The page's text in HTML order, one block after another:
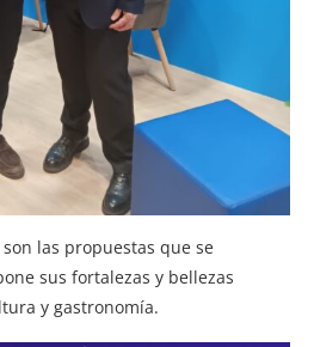
las propuestas que se
sus fortalezas y bellezas
y gastronomía.